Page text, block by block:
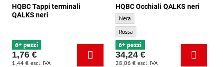
HQBC Tappi terminali
QALKS neri
6+ pezzi
1,76 €
1,44 € escl. IVA
HQBC Occhiali QALKS neri
HQBC Occhiali QALKS neri - Colore di
Nera
HQBC Occhiali QALKS neri - Colore
Rossa
6+ pezzi
34,24 €
28,06 € escl. IVA